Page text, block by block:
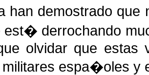
han demostrado
est� derrochando
olvidar que estas
militares espa�oles y